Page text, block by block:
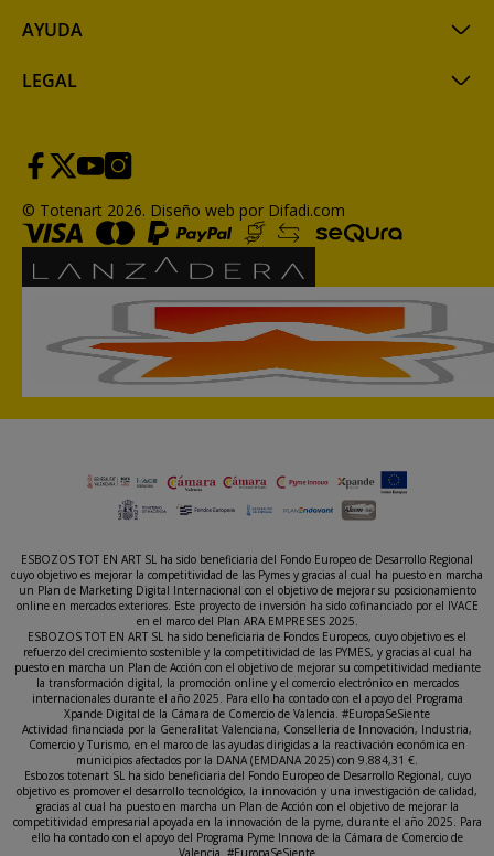
AYUDA
LEGAL
© Totenart 2026. Diseño web por Difadi.com
ESBOZOS TOT EN ART SL ha sido beneficiaria del Fondo Europeo de Desarrollo Regional
cuyo objetivo es mejorar la competitividad de las Pymes y gracias al cual ha puesto en marcha
un Plan de Marketing Digital Internacional con el objetivo de mejorar su posicionamiento
online en mercados exteriores. Este proyecto de inversión ha sido cofinanciado por el IVACE
en el marco del Plan ARA EMPRESES 2025.
ESBOZOS TOT EN ART SL ha sido beneficiaria de Fondos Europeos, cuyo objetivo es el
refuerzo del crecimiento sostenible y la competitividad de las PYMES, y gracias al cual ha
puesto en marcha un Plan de Acción con el objetivo de mejorar su competitividad mediante
la transformación digital, la promoción online y el comercio electrónico en mercados
internacionales durante el año 2025. Para ello ha contado con el apoyo del Programa
Xpande Digital de la Cámara de Comercio de Valencia. #EuropaSeSiente
Actividad financiada por la Generalitat Valenciana, Conselleria de Innovación, Industria,
Comercio y Turismo, en el marco de las ayudas dirigidas a la reactivación económica en
municipios afectados por la DANA (EMDANA 2025) con 9.884,31 €.
Esbozos totenart SL ha sido beneficiaria del Fondo Europeo de Desarrollo Regional, cuyo
objetivo es promover el desarrollo tecnológico, la innovación y una investigación de calidad,
gracias al cual ha puesto en marcha un Plan de Acción con el objetivo de mejorar la
competitividad empresarial apoyada en la innovación de la pyme, durante el año 2025. Para
ello ha contado con el apoyo del Programa Pyme Innova de la Cámara de Comercio de
Valencia. #EuropaSeSiente